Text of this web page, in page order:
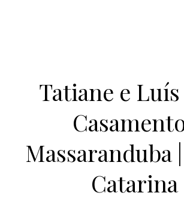
Tatiane e
Massaranduba
Catarina